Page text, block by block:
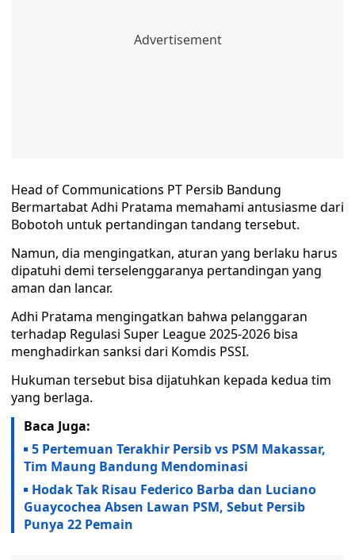
Head of Communications PT Persib Bandung
Bermartabat Adhi Pratama memahami antusiasme dari
Bobotoh untuk pertandingan tandang tersebut.
Namun, dia mengingatkan, aturan yang berlaku harus
dipatuhi demi terselenggaranya pertandingan yang
aman dan lancar.
Adhi Pratama mengingatkan bahwa pelanggaran
terhadap Regulasi Super League 2025-2026 bisa
menghadirkan sanksi dari Komdis PSSI.
Hukuman tersebut bisa dijatuhkan kepada kedua tim
yang berlaga.
Baca Juga:
5 Pertemuan Terakhir Persib vs PSM Makassar,
Tim Maung Bandung Mendominasi
Hodak Tak Risau Federico Barba dan Luciano
Guaycochea Absen Lawan PSM, Sebut Persib
Punya 22 Pemain